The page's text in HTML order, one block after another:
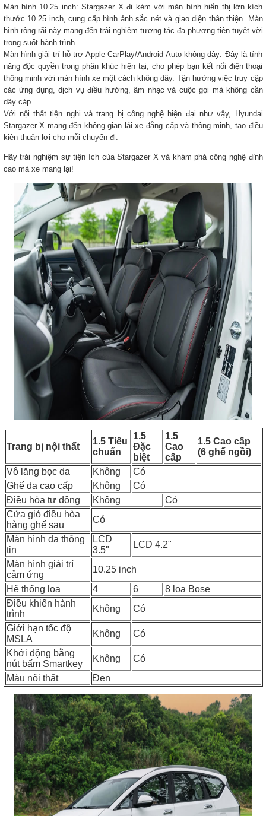
Màn hình 10.25 inch: Stargazer X đi kèm với màn hình hiển thị lớn kích
thước 10.25 inch, cung cấp hình ảnh sắc nét và giao diện thân thiện. Màn
hình rộng rãi này mang đến trải nghiệm tương tác đa phương tiện tuyệt vời
trong suốt hành trình.
Màn hình giải trí hỗ trợ Apple CarPlay/Android Auto không dây: Đây là tính
năng độc quyền trong phân khúc hiện tại, cho phép bạn kết nối điện thoại
thông minh với màn hình xe một cách không dây. Tận hưởng việc truy cập
các ứng dụng, dịch vụ điều hướng, âm nhạc và cuộc gọi mà không cần
dây cáp.
Với nội thất tiện nghi và trang bị công nghệ hiện đại như vậy, Hyundai
Stargazer X mang đến không gian lái xe đẳng cấp và thông minh, tạo điều
kiện thuận lợi cho mỗi chuyến đi.
Hãy trải nghiệm sự tiện ích của Stargazer X và khám phá công nghệ đỉnh
cao mà xe mang lại!
Trang bị nội thất
1.5 Tiêu
chuẩn
1.5
Đặc
biệt
1.5
Cao
cấp
1.5 Cao cấp
(6 ghế ngồi)
Vô lăng bọc da
Không
Có
Ghế da cao cấp
Không
Có
Điều hòa tự động
Không
Có
Cửa gió điều hòa
hàng ghế sau
Có
Màn hình đa thông
tin
LCD
3.5"
LCD 4.2"
Màn hình giải trí
cảm ứng
10.25 inch
Hệ thống loa
4 6
8 loa Bose
Điều khiển hành
trình
Không
Có
Giới hạn tốc độ
MSLA
Không
Có
Khởi động bằng
nút bấm Smartkey
Không
Có
Màu nội thất
Đen